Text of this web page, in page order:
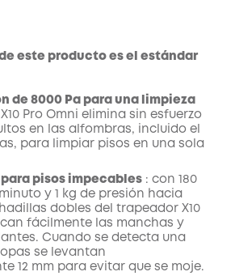
este producto es el estándar
de 8000 Pa para una limpieza
Pro Omni
elimina sin esfuerzo
en las alfombras, incluido el
para limpiar pisos en una sola
pisos impecables : con 180
y 1 kg de presión hacia
dobles del trapeador X10
fácilmente las manchas y
Cuando se detecta una
se levantan
12 mm para evitar que se moje.